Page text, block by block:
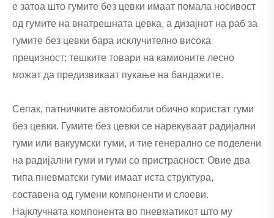
е затоа што гумите без цевки имаат помала носивост
од гумите на внатрешната цевка, а дизајнот на раб за
гумите без цевки бара исклучително висока
прецизност; тешките товари на камионите лесно
можат да предизвикаат пукање на бандажите.
Сепак, патничките автомобили обично користат гуми
без цевки. Гумите без цевки се нарекуваат радијални
гуми или вакуумски гуми, и тие генерално се поделени
на радијални гуми и гуми со пристрасност. Овие два
типа пневматски гуми имаат иста структура,
составена од гумени компоненти и слоеви.
Најклучната компонента во пневматикот што му